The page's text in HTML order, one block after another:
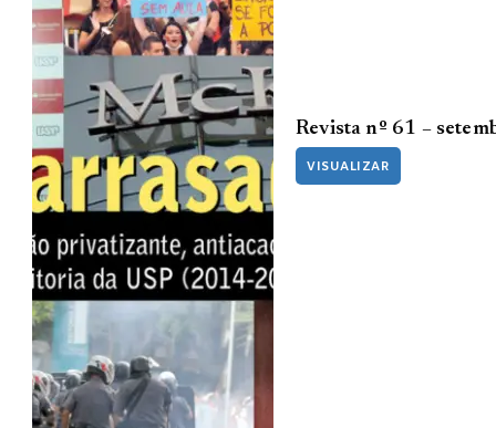
Revista nº 61 –
VISUALIZAR